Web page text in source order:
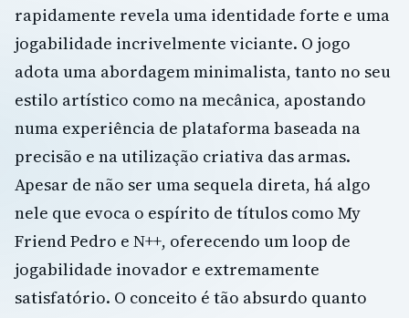
rapidamente revela uma identidade forte e uma
jogabilidade incrivelmente viciante. O jogo
adota uma abordagem minimalista, tanto no seu
estilo artístico como na mecânica, apostando
numa experiência de plataforma baseada na
precisão e na utilização criativa das armas.
Apesar de não ser uma sequela direta, há algo
nele que evoca o espírito de títulos como My
Friend Pedro e N++, oferecendo um loop de
jogabilidade inovador e extremamente
satisfatório. O conceito é tão absurdo quanto